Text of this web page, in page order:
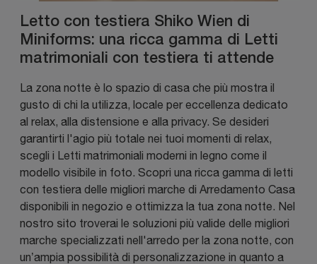
Letto con testiera Shiko Wien di
Miniforms: una ricca gamma di Letti
matrimoniali con testiera ti attende
La zona notte è lo spazio di casa che più mostra il
gusto di chi la utilizza, locale per eccellenza dedicato
al relax, alla distensione e alla privacy. Se desideri
garantirti l'agio più totale nei tuoi momenti di relax,
scegli i Letti matrimoniali moderni in legno come il
modello visibile in foto. Scopri una ricca gamma di letti
con testiera delle migliori marche di Arredamento Casa
disponibili in negozio e ottimizza la tua zona notte. Nel
nostro sito troverai le soluzioni più valide delle migliori
marche specializzati nell'arredo per la zona notte, con
un’ampia possibilità di personalizzazione in quanto a